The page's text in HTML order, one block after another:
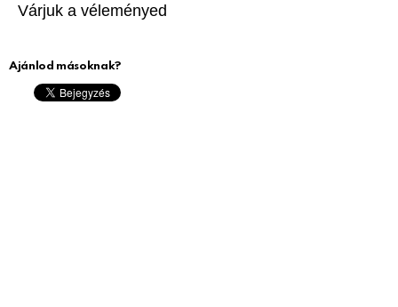
Várjuk a véleményed
Ajánlod másoknak?